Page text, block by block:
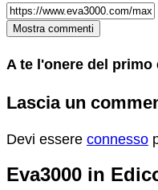
Mostra commenti
A te l'onere del primo
Lascia un
Devi essere connesso
Eva3000 in